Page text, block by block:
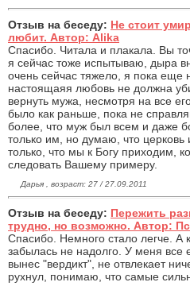
Отзыв на беседу: Не стоит
любит. Автор: Alika
Спасибо. Читала и плакала. Вы
я сейчас тоже испытываю, дыра
очень сейчас тяжело, я пока еще
настоящаяя любовь не должна
вернуть мужа, несмотря на все
было как раньше, пока не
более, что муж был всем и даже
только им, но думаю, что
только, что мы к Богу приходим,
следовать Вашему примеру.
Дарья , возраст: 27 / 27.09.2011
Отзыв на беседу: Пережить
трудно, но возможно. Автор:
Спасибо. Немного стало легче. А
забылась не надолго. У меня все
вынес "вердикт", не отвлекает
рухнул, понимаю, что самые